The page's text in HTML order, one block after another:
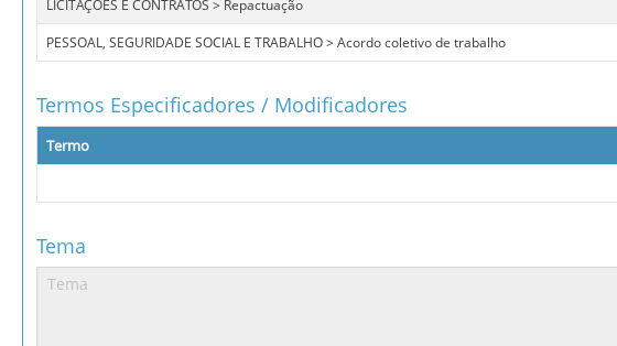
LICITAÇÕES E CONTRATOS > Repactuação
PESSOAL, SEGURIDADE SOCIAL E TRABALHO > Acordo coletivo de trabalho
Termos Especificadores / Modificadores
Termo
Tema